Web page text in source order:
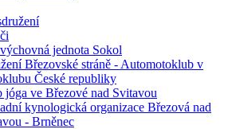
jednota Sokol
Březovské stráně - Automotoklub v
České republiky
jóga ve Březové nad Svitavou
kynologická organizace Březová nad
- Brněnec